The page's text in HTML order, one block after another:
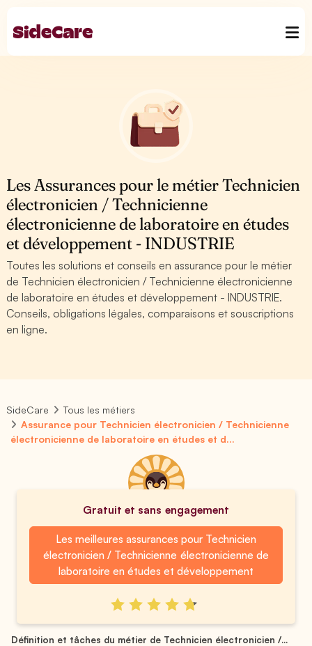
Les Assurances pour le métier Technicien
électronicien / Technicienne
électronicienne de laboratoire en études
et développement - INDUSTRIE
Toutes les solutions et conseils en assurance pour le métier
de Technicien électronicien / Technicienne électronicienne
de laboratoire en études et développement - INDUSTRIE.
Conseils, obligations légales, comparaisons et souscriptions
en ligne.
SideCare
Tous les métiers
Assurance pour Technicien électronicien / Technicienne
électronicienne de laboratoire en études et d...
Gratuit et sans engagement
Les meilleures assurances pour Technicien
électronicien / Technicienne électronicienne de
laboratoire en études et développement
Définition et tâches du métier de Technicien électronicien /...